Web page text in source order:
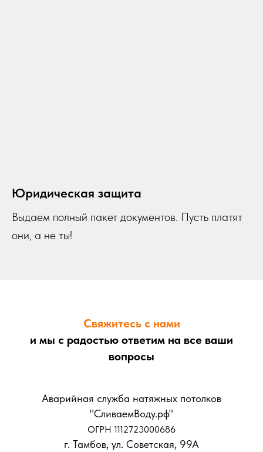
Юридическая защита
Выдаем полный пакет документов. Пусть платят
они, а не ты!
Свяжитесь с нами
и мы с радостью ответим на все ваши
вопросы
Аварийная служба натяжных потолков
"СливаемВоду.рф"
ОГРН 1112723000686
г. Тамбов, ул. Советская, 99А